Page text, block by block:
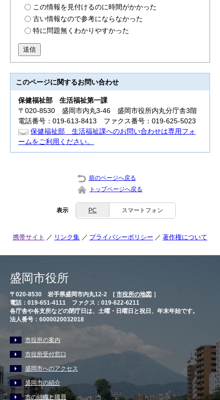
この情報を見付けるのに時間がかかった
古い情報なので参考にならなかった
特に問題無くわかりやすかった
送信
このページに関するお問い合わせ
保健福祉部生活福祉第一課
〒020-8530 盛岡市内丸3-46 盛岡市役所内丸分庁舎3階
電話番号：019-613-8413 ファクス番号：019-625-5023
保健福祉部 生活福祉課へのお問い合わせは専用フォ
ームをご利用ください。
前のページへ戻る
トップページへ戻る
表示 PC スマートフォン
携帯サイト リンク集 プライバシーポリシー 著作権について
盛岡市役所
〒020-8530 岩手県盛岡市内丸12-2 [ 市役所の地図 ］
電話：019-651-4111 ファクス：019-622-6211
各庁舎や各支所などの閉庁日は、土曜・日曜日と祝日、年末年始です。
法人番号：6000020032018
市役所の案内
市役所受付窓口
盛岡市へのアクセス
盛岡市の紹介
市の組織と職員